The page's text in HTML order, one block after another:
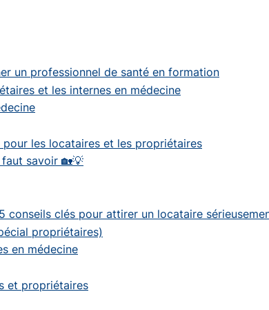
un professionnel de santé en formation
et les internes en médecine
les locataires et les propriétaires
savoir 🏡💡
clés pour attirer un locataire
propriétaires)
en médecine
et propriétaires